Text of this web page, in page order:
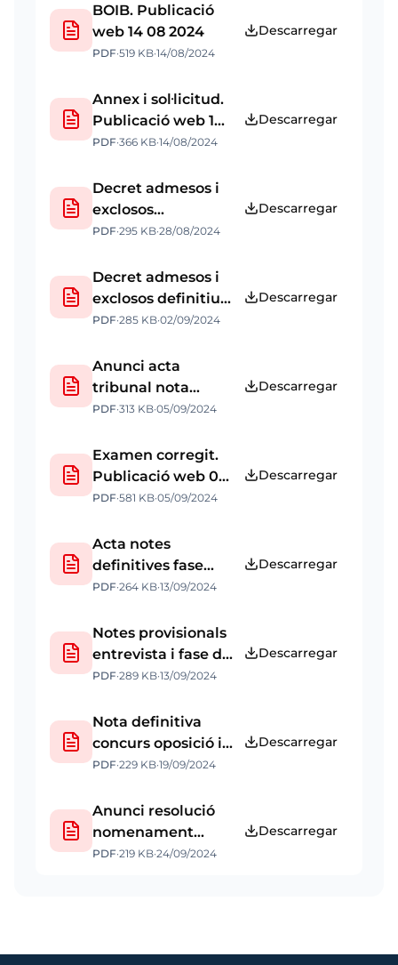
BOIB. Publicació
web 14 08 2024
PDF·519 KB·14/08/2024
Descarregar
Annex i sol·licitud.
Publicació web 14
08 2024
PDF·366 KB·14/08/2024
Descarregar
Decret admesos i
exclosos
provisional i data
Publicació web 28
08 2024
PDF·295 KB·28/08/2024
Descarregar
Decret admesos i
exclosos definitiu.
Publicació web 02
PDF·285 KB·02/09/2024
Descarregar
Anunci acta
tribunal nota
provisional
oposició i anunci
data entrevista.
Publicació web 05
PDF·313 KB·05/09/2024
Descarregar
Examen corregit.
Publicació web 05
09 2024
PDF·581 KB·05/09/2024
Descarregar
Acta notes
definitives fase
d'oposició.
09 2024
PDF·264 KB·13/09/2024
Descarregar
Notes provisionals
entrevista i fase de
concurs.
09 2024
PDF·289 KB·13/09/2024
Descarregar
Nota definitiva
concurs oposició i
proposta candidat.
09 2024
PDF·229 KB·19/09/2024
Descarregar
Anunci resolució
nomenament
funcionari interí.
PDF·219 KB·24/09/2024
Descarregar